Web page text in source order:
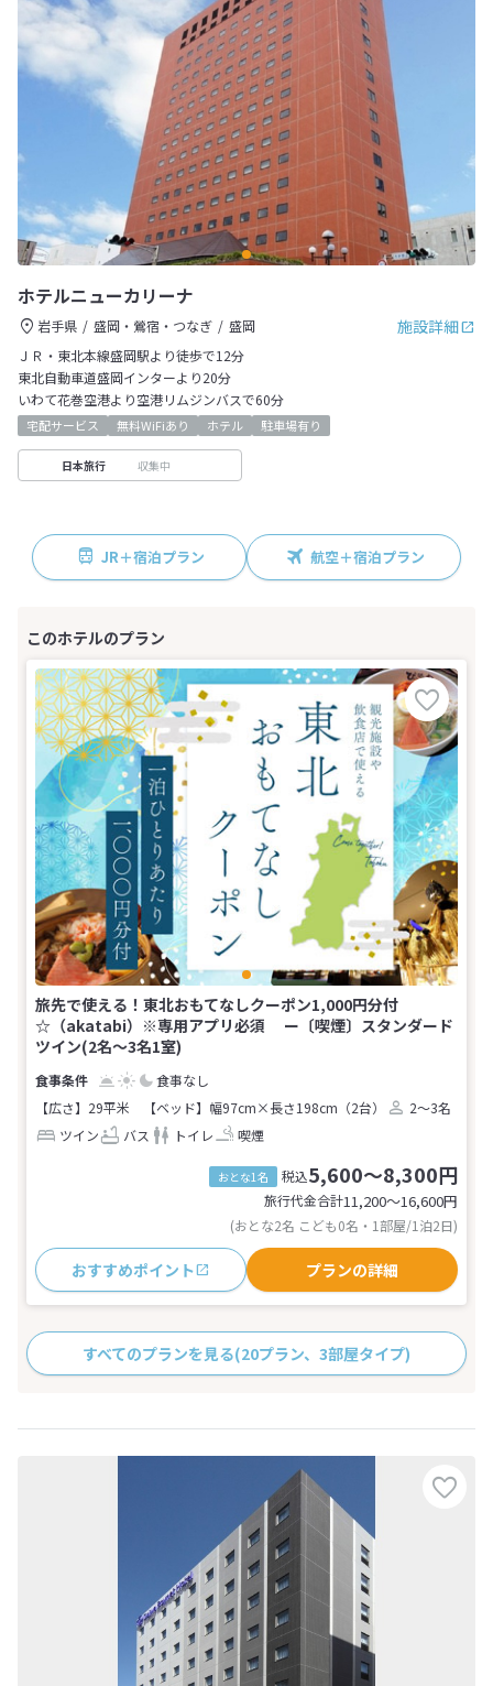
ホテルニューカリーナ
施設詳細
岩手県 盛岡・鶯宿・つなぎ
盛岡
ＪＲ・東北本線盛岡駅より徒歩で12分
東北自動車道盛岡インターより20分
いわて花巻空港より空港リムジンバスで60分
宅配サービス 無料WiFiあり ホテル 駐車場有り
日本旅行 収集中
JR＋宿泊プラン 航空＋宿泊プラン
旅先で使える！東北おもてなしクーポン1,000円分付
☆（akatabi）※専用アプリ必須 ー〔喫煙〕スタンダード
ツイン(2名～3名1室)
食事なし
【広さ】29平米
【ベッド】幅97cm×長さ198cm（2台）
2～3名
ツイン
バス トイレ 喫煙
おとな1名 税込5,600～8,300円
旅行代金合計11,200〜16,600円
(おとな2名 こども0名・1部屋/1泊2日)
おすすめポイント プランの詳細
すべてのプランを見る(20プラン、3部屋タイプ)